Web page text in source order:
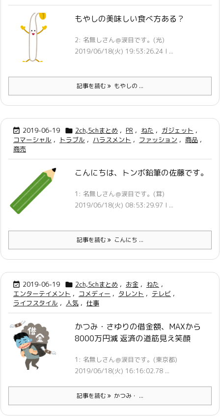
もやしの美味しい食べ方ある？
2: 名無しさん＠涙目です。(光)
2019/06/18(火) 19:53:26.24 I ...
記事を読む もやしの ...
 2019-06-19  2ch,5chまとめ , PR , ねた , ガジェット ,
コマーシャル , トラブル , ハラスメント , ファッション , 商品 ,
商売
こんにちは、トンボ鉛筆の佐藤です。
1: 名無しさん＠涙目です。(茸)
2019/06/18(火) 08:53:29.97 I ...
記事を読む こんにち ...
 2019-06-19  2ch,5chまとめ , お金 , ねた ,
エンターテイメント , コメディー , タレント , テレビ ,
ライフスタイル , 人気 , 仕事
かつみ・さゆりの借金額、MAXから
8000万円減 返済の道筋見え笑顔
1: 名無しさん＠涙目です。(東京都)
2019/06/18(火) 16:16:02.78 ...
記事を読む かつみ・ ...